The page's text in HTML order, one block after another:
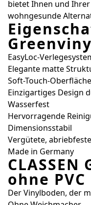
bietet Ihnen und
wohngesunde
EasyLoc-
Elegante matte
Soft-Touch-Oberfläche
Einzigartiges Design
Wasserfest
Hervorragende
Dimensionsstabil
Vergütete,
Made in Germany
ohne PVC
Der Vinylboden, der